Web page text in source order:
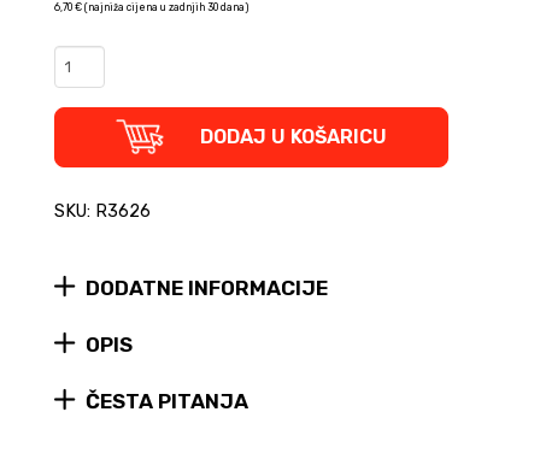
6,70 € (najniža cijena u zadnjih 30 dana)
Zabavne
+
DODAJ U KOŠARICU
SKU: R3626
DODATNE INFORMACIJE
OPIS
ČESTA PITANJA